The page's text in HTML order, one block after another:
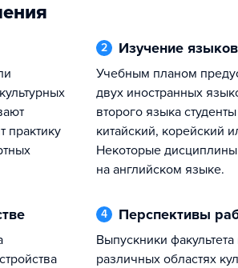
практику
2 Изучение языков
Учебным планом предусмотрено изучение
двух иностранных
второго языка
китайский, корейский
Некоторые
на английском языке.
4 Перспективы
Выпускники факультета могут работать в
различных областях